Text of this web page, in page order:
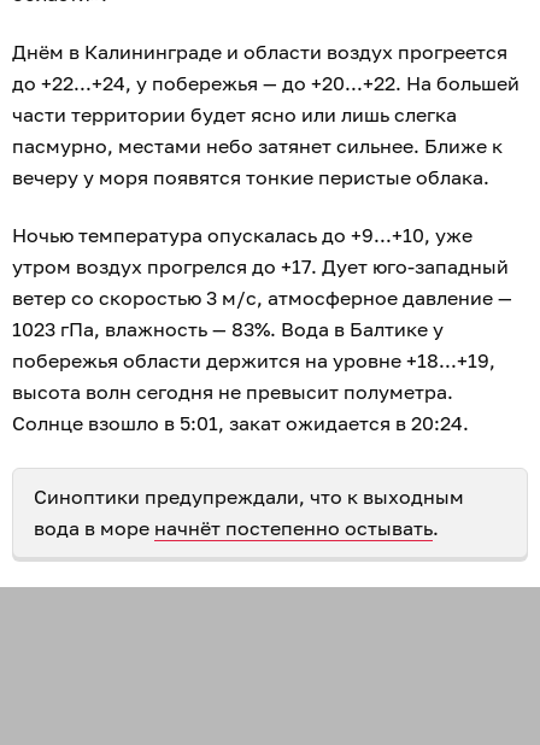
Днём в Калининграде и области воздух прогреется
до +22...+24, у побережья — до +20...+22. На большей
части территории будет ясно или лишь слегка
пасмурно, местами небо затянет сильнее. Ближе к
вечеру у моря появятся тонкие перистые облака.
Ночью температура опускалась до +9...+10, уже
утром воздух прогрелся до +17. Дует юго-западный
ветер со скоростью 3 м/с, атмосферное давление —
1023 гПа, влажность — 83%. Вода в Балтике у
побережья области держится на уровне +18...+19,
высота волн сегодня не превысит полуметра.
Солнце взошло в 5:01, закат ожидается в 20:24.
Синоптики предупреждали, что к выходным
вода в море начнёт постепенно остывать.